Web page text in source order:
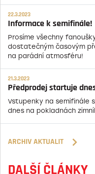
22.3.2023
Informace k semifinále!
Prosíme všechny
dostatečným časovým
na parádní atmosféru!
21.3.2023
Předprodej startuje
Vstupenky na semifinále
dnes na pokladnách
ARCHIV AKTUALIT
DALŠÍ ČLÁNKY